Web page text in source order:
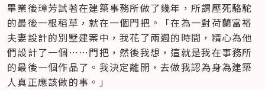
畢業後璋芳試著在建築事務所做了幾年，所謂壓死駱駝
的最後一根稻草，就在一個門把。「在為一對荷蘭富裕
夫妻設計的別墅建案中，我花了兩週的時間，精心為他
們設計了一個⋯⋯門把，然後我想，這就是我在事務所
的最後一個作品了。我決定離開，去做我認為身為建築
人真正應該做的事。」